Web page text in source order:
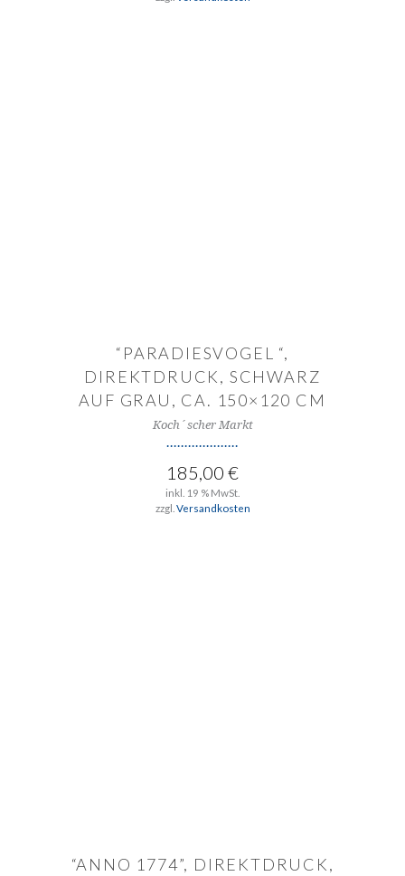
“PARADIESVOGEL “,
DIREKTDRUCK, SCHWARZ
AUF GRAU, CA. 150×120 CM
Koch´scher Markt
185,00 €
inkl. 19 % MwSt.
zzgl. Versandkosten
“ANNO 1774”, DIREKTDRUCK,